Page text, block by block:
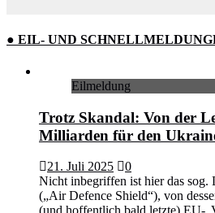
● EIL- UND
Eilmeldung
Trotz Skandal: Von der
Milliarden für den
21. Juli 2025
0
Nicht inbegriffen ist hier das sog.
(„Air Defence Shield“), von